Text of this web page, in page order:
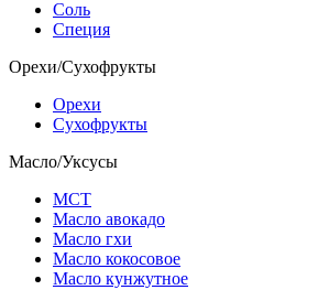
Соль
Специя
Орехи/Сухофрукты
Орехи
Сухофрукты
Масло/Уксусы
МСТ
Масло авокадо
Масло гхи
Масло кокосовое
Масло кунжутное